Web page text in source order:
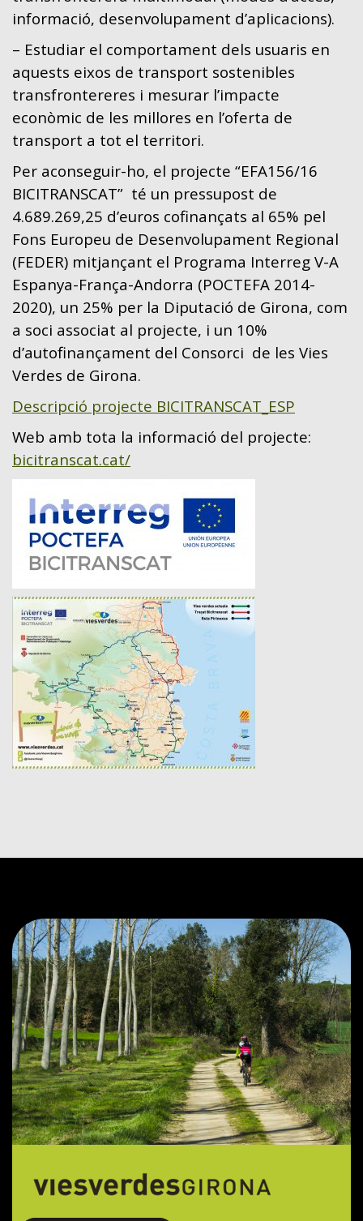
informació, desenvolupament d’aplicacions).
– Estudiar el comportament dels usuaris en
aquests eixos de transport sostenibles
transfrontereres i mesurar l’impacte
econòmic de les millores en l’oferta de
transport a tot el territori.
Per aconseguir-ho, el projecte “EFA156/16
BICITRANSCAT” té un pressupost de
4.689.269,25 d’euros cofinançats al 65% pel
Fons Europeu de Desenvolupament Regional
(FEDER) mitjançant el Programa Interreg V-A
Espanya-França-Andorra (POCTEFA 2014-
2020), un 25% per la Diputació de Girona, com
a soci associat al projecte, i un 10%
d’autofinançament del Consorci de les Vies
Verdes de Girona.
Descripció projecte BICITRANSCAT_ESP
Web amb tota la informació del projecte:
bicitranscat.cat/